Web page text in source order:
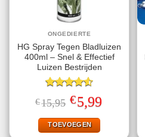
ONGEDIERTE
HG Spray Tegen Bladluizen
400ml – Snel & Effectief
Luizen Bestrijden
Gewaardeerd
4.56uit 5
€15,95 Oorspronkelijke
prijs
was:
€15,95.
€5,99Huidige
prijs
TOEVOEGEN